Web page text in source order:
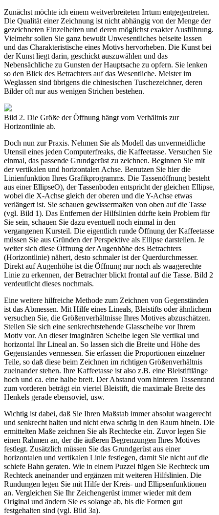
Zunächst möchte ich einem weitverbreiteten Irrtum entgegentreten.
Die Qualität einer Zeichnung ist nicht abhängig von der Menge der
gezeichneten Einzelheiten und deren möglichst exakter Ausführung.
Vielmehr sollen Sie ganz bewußt Unwesentliches beiseite lassen
und das Charakteristische eines Motivs hervorheben. Die Kunst bei
der Kunst liegt darin, geschickt auszuwählen und das
Nebensächliche zu Gunsten der Hauptsache zu opfern. Sie lenken
so den Blick des Betrachters auf das Wesentliche. Meister im
Weglassen sind übrigens die chinesischen Tuschezeichner, deren
Bilder oft nur aus wenigen Strichen bestehen.
Bild 2. Die Größe der Öffnung hängt vom Verhältnis zur
Horizontlinie ab.
Doch nun zur Praxis. Nehmen Sie als Modell das unvermeidliche
Utensil eines jeden Computerfreaks, die Kaffeetasse. Versuchen Sie
einmal, das passende Grundgerüst zu zeichnen. Beginnen Sie mit
der vertikalen und horizontalen Achse. Benutzen Sie hier die
Linienfunktion Ihres Grafikprogramms. Die Tassenöffnung besteht
aus einer EllipseO), der Tassenboden entspricht der gleichen Ellipse,
wobei die X-Achse gleich der oberen und die Y-Achse etwas
verlängert ist. Sie schauen gewissermaßen von oben auf die Tasse
(vgl. Bild 1). Das Entfernen der Hilfslinien dürfte kein Problem für
Sie sein, schauen Sie dazu eventuell noch einmal in den
vergangenen Kursteil. Die eigentlich runde Öffnung der Kaffeetasse
müssen Sie aus Gründen der Perspektive als Ellipse darstellen. Je
weiter sich diese Öffnung der Augenhöhe des Betrachters
(Horizontlinie) nähert, desto schmaler ist der Querdurchmesser.
Direkt auf Augenhöhe ist die Öffnung nur noch als waagerechte
Linie zu erkennen, der Betrachter blickt frontal auf die Tasse. Bild 2
verdeutlicht dieses nochmals.
Eine weitere hilfreiche Methode zum Zeichnen von Gegenständen
ist das Abmessen. Mit Hilfe eines Lineals, Bleistifts oder ähnlichem
versuchen Sie, die Größenverhältnisse Ihres Motives abzuschätzen.
Stellen Sie sich eine senkrechtstehende Glasscheibe vor Ihrem
Motiv vor. An dieser imaginären Scheibe legen Sie vertikal und
horizontal Ihr Lineal an. So lassen sich die Breite und Höhe des
Gegenstandes vermessen. Sie erfassen die Proportionen einzelner
Teile, so daß diese beim Zeichnen im richtigen Größenverhältnis
zueinander stehen. Ihre Kaffeetasse ist also z.B. eine Bleistiftlänge
hoch und ca. eine halbe breit. Der Abstand vom hinteren Tassenrand
zum vorderen beträgt ein viertel Bleistift, die maximale Breite des
Henkels gerade ebensoviel, usw.
Wichtig ist dabei, daß Sie Ihren Maßstab immer absolut waagerecht
und senkrecht halten und nicht etwa schräg in den Raum hinein. Die
ermittelten Maße zeichnen Sie als Rechtecke ein. Zuvor legen Sie
einen Rahmen an, der die äußeren Begrenzungen Ihres Motives
festlegt. Zusätzlich müssen Sie das Grundgerüst aus einer
horizontalen und vertikalen Linie festlegen, damit Sie nicht auf die
schiefe Bahn geraten. Wie in einem Puzzel fügen Sie Rechteck um
Rechteck aneinander und ergänzen mit weiteren Hilfslinien. Die
Rundungen legen Sie mit Hilfe der Kreis- und Ellipsenfunktionen
an. Vergleichen Sie Ihr Zeichengerüst immer wieder mit dem
Original und ändern Sie es solange ab, bis die Formen gut
festgehalten sind (vgl. Bild 3a).